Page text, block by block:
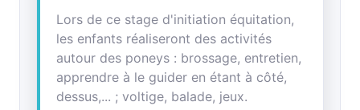
Lors de ce stage d'initiation équitation,
les enfants réaliseront des activités
autour des poneys : brossage, entretien,
apprendre à le guider en étant à côté,
dessus,... ; voltige, balade, jeux.